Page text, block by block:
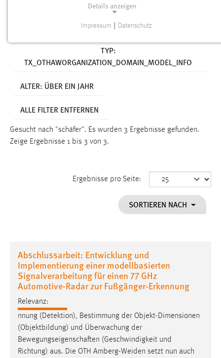
TYP:
TX_OTHAWORGANIZATION_DOMAIN_MODEL_INFO
ALTER: ÜBER EIN JAHR
ALLE FILTER ENTFERNEN
Gesucht nach "schäfer". Es wurden 3 Ergebnisse gefunden.
Zeige Ergebnisse 1 bis 3 von 3.
Ergebnisse pro Seite:
SORTIEREN NACH
Abschlussarbeit: Entwicklung und
Implementierung einer modellbasierten
Signalverarbeitung für einen 77 GHz
Automotive-Radar zur Fußgänger-Erkennung
Relevanz:
nnung (Detektion), Bestimmung der Objekt-Dimensionen
(Objektbildung) und Überwachung der
Bewegungseigenschaften (Geschwindigkeit und
Richtung) aus. Die OTH Amberg-Weiden setzt nun auch
Details anzeigen
Notwendige Cookies ermöglichen grundlegende
Funktionen und sind für die einwandfreie Funktion der
cookie_consent
Zweck:
Cookie Laufzeit:
staticfilecache
Zweck:
Für performante Seitenauslieferung wird in diesem Cookie
Sprachpräferenz
Name:
site-language-preference
Impressum Datenschutz